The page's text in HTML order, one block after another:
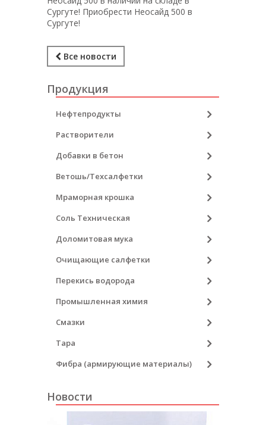
Сургуте! Приобрести Неосайд 500 в
Сургуте!
Все новости
Продукция
Нефтепродукты
Растворители
Добавки в бетон
Ветошь/Техсалфетки
Мраморная крошка
Соль Техническая
Доломитовая мука
Очищающие салфетки
Перекись водорода
Промышленная химия
Смазки
Тара
Фибра (армирующие материалы)
Новости